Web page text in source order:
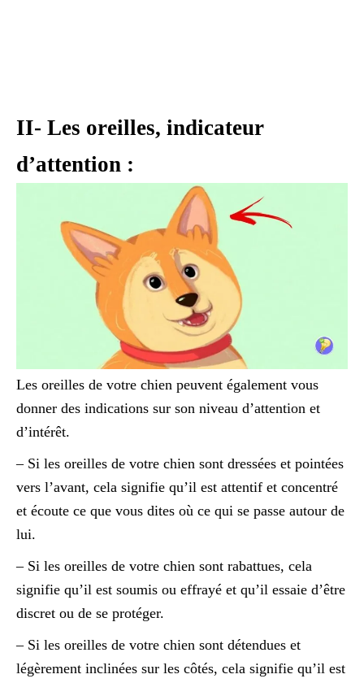
II- Les oreilles, indicateur
d’attention :
Les oreilles de votre chien peuvent également vous
donner des indications sur son niveau d’attention et
d’intérêt.
– Si les oreilles de votre chien sont dressées et pointées
vers l’avant, cela signifie qu’il est attentif et concentré
et écoute ce que vous dites où ce qui se passe autour de
lui.
– Si les oreilles de votre chien sont rabattues, cela
signifie qu’il est soumis ou effrayé et qu’il essaie d’être
discret ou de se protéger.
– Si les oreilles de votre chien sont détendues et
légèrement inclinées sur les côtés, cela signifie qu’il est